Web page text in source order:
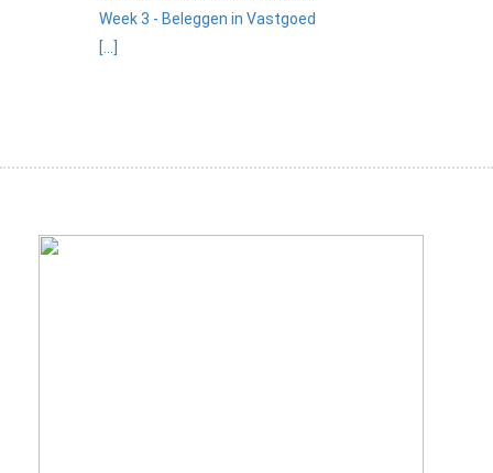
Week 3 - Beleggen in Vastgoed
[...]